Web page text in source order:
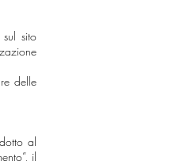
sito
delle
al
il